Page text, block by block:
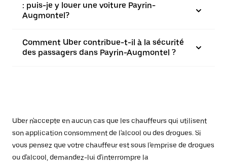
: puis-je y louer une voiture Payrin-
Augmontel?
Comment Uber contribue-t-il à la sécurité
des passagers dans Payrin-Augmontel ?
Uber n'accepte en aucun cas que les chauffeurs qui utilisent
son application consomment de l'alcool ou des drogues. Si
vous pensez que votre chauffeur est sous l'emprise de drogues
ou d'alcool, demandez-lui d'interrompre la